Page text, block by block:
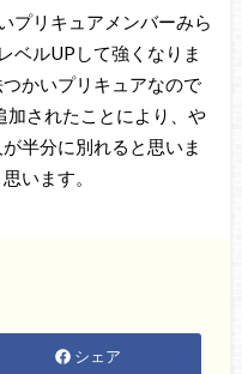
プリキュアメンバーみら
ベルUPして強くなりま
かいプリキュアなので
されたことにより、や
半分に別れると思いま
います。
シェア